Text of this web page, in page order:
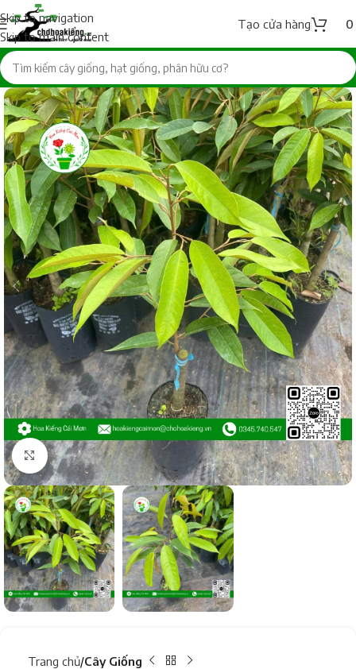
Skip to navigation
Skip to main content
Tạo cửa hàng 0
Click to enlarge
Trang chủ Cây Giống